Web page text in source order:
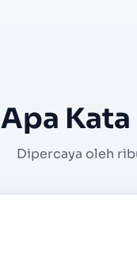
Apa
Dipercaya oleh